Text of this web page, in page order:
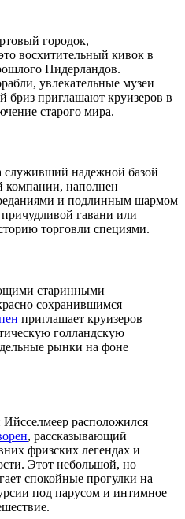
городок,
восхитительный кивок в
Нидерландов.
увлекательные музеи
бриз приглашают круизеров в
старого мира.
служивший надежной базой
компании, наполнен
и подлинным шармом
гавани или
торговли специями.
старинными
сохранившимся
приглашает круизеров
голландскую
рынки на фоне
расположился
, рассказывающий
фризских легендах и
Этот небольшой, но
спокойные прогулки на
под парусом и интимное